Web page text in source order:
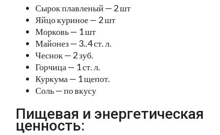
Сырок плавленый — 2 шт
Яйцо куриное — 2 шт
Морковь — 1 шт
Майонез — 3..4 ст. л.
Чеснок — 2 зуб.
Горчица — 1 ст. л.
Куркума — 1 щепот.
Соль — по вкусу
Пищевая и энергетическая
ценность: